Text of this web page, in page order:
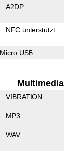
A2DP
NFC unterstützt
Micro USB
Multimedia
VIBRATION
MP3
WAV